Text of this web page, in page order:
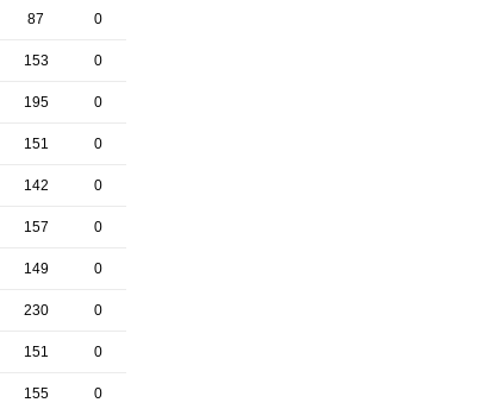
87 0
153 0
195 0
151 0
142 0
157 0
149 0
230 0
151 0
155 0